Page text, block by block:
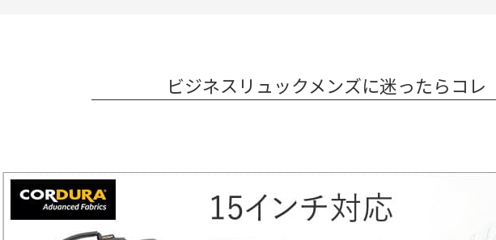
ビジネスリュックメンズに迷ったらコレ